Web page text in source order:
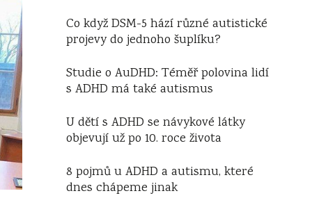
Co když DSM-5 hází různé autistické
projevy do jednoho šuplíku?
Studie o AuDHD: Téměř polovina lidí
s ADHD má také autismus
U dětí s ADHD se návykové látky
objevují už po 10. roce života
8 pojmů u ADHD a autismu, které
dnes chápeme jinak